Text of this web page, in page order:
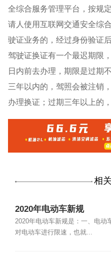
全综合服务管理平台，按规
请人使用互联网交通安全综
驶证业务的，经过身份验证
驾驶证换证有一个最迟期限
日内前去办理，期限是过期
三年以内的，驾照会被注销
办理换证；过期三年以上的
相
2020年电动车新规
2020年电动车新规是：一、电动
对电动车进行限速，也就...